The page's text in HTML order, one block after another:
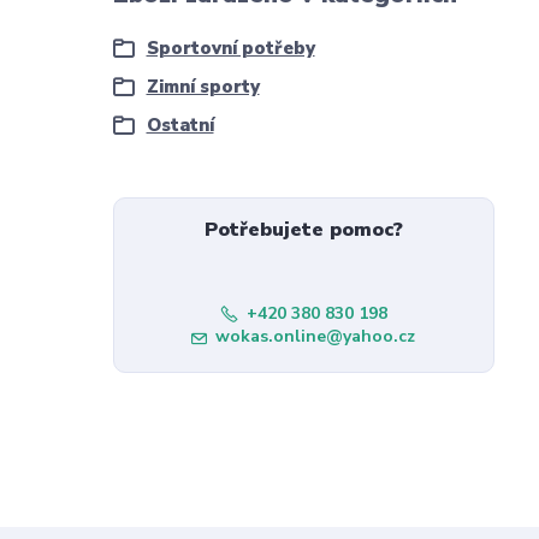
Sportovní potřeby
Zimní sporty
Ostatní
Potřebujete pomoc?
+420 380 830 198
wokas.online@yahoo.cz